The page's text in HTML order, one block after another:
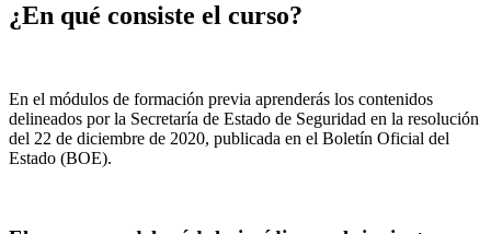
¿En qué consiste el curso?
En el módulos de formación previa aprenderás los contenidos
delineados por la Secretaría de Estado de Seguridad en la resolución
del 22 de diciembre de 2020, publicada en el Boletín Oficial del
Estado (BOE).